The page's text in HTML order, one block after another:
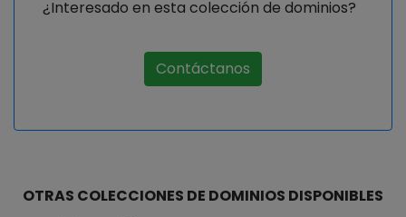
¿Interesado en esta colección de dominios?
Contáctanos
OTRAS COLECCIONES DE DOMINIOS DISPONIBLES